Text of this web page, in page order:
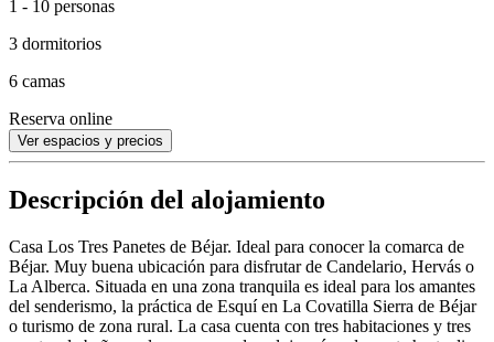
1 - 10 personas
3 dormitorios
6 camas
Reserva online
Ver espacios y precios
Descripción del alojamiento
Casa Los Tres Panetes de Béjar. Ideal para conocer la comarca de
Béjar. Muy buena ubicación para disfrutar de Candelario, Hervás o
La Alberca. Situada en una zona tranquila es ideal para los amantes
del senderismo, la práctica de Esquí en La Covatilla Sierra de Béjar
o turismo de zona rural. La casa cuenta con tres habitaciones y tres